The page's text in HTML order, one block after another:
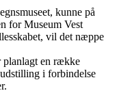
kunne på
for Museum Vest
vil det næppe
planlagt en række
i forbindelse